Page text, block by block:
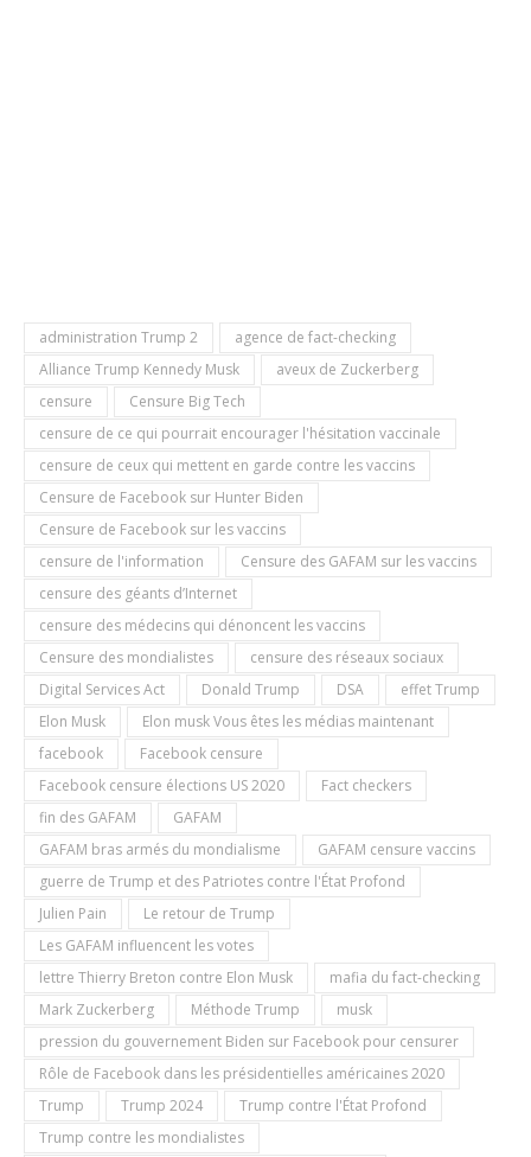
administration Trump 2
agence de fact-checking
Alliance Trump Kennedy Musk
aveux de Zuckerberg
censure
Censure Big Tech
censure de ce qui pourrait encourager l'hésitation vaccinale
censure de ceux qui mettent en garde contre les vaccins
Censure de Facebook sur Hunter Biden
Censure de Facebook sur les vaccins
censure de l'information
Censure des GAFAM sur les vaccins
censure des géants d’Internet
censure des médecins qui dénoncent les vaccins
Censure des mondialistes
censure des réseaux sociaux
Digital Services Act
Donald Trump DSA
effet Trump
Elon Musk
Elon musk Vous êtes les médias maintenant
facebook
Facebook censure
Facebook censure élections US 2020
Fact checkers
fin des GAFAM
GAFAM
GAFAM bras armés du mondialisme
GAFAM censure vaccins
guerre de Trump et des Patriotes contre l'État Profond
Julien Pain
Le retour de Trump
Les GAFAM influencent les votes
lettre Thierry Breton contre Elon Musk
mafia du fact-checking
Mark Zuckerberg
Méthode Trump
musk
pression du gouvernement Biden sur Facebook pour censurer
Rôle de Facebook dans les présidentielles américaines 2020
Trump
Trump 2024
Trump contre l'État Profond
Trump contre les mondialistes